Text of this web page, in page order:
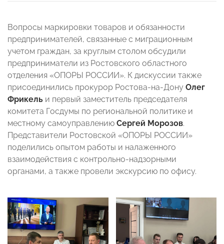
Вопросы маркировки товаров и обязанности
предпринимателей, связанные с миграционным
учетом граждан, за круглым столом обсудили
предприниматели из Ростовского областного
отделения «ОПОРЫ РОССИИ». К дискуссии также
присоединились прокурор Ростова-на-Дону Олег
Фрикель и первый заместитель председателя
комитета Госдумы по региональной политике и
местному самоуправлению Сергей Морозов.
Представители Ростовской «ОПОРЫ РОССИИ»
поделились опытом работы и налаженного
взаимодействия с контрольно-надзорными
органами, а также провели экскурсию по офису.